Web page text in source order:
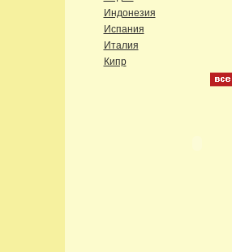
Индонезия
Испания
Италия
Кипр